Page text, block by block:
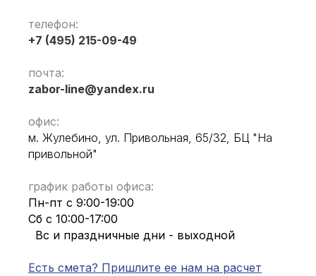
телефон:
+7 (495) 215-09-49
почта:
zabor-line@yandex.ru
офис:
м. Жулебино, ул. Привольная, 65/32, БЦ "На
привольной"
график работы офиса:
Пн-пт с 9:00-19:00
Сб с 10:00-17:00
Вс и праздничные дни - выходной
Есть смета? Пришлите ее нам на расчет